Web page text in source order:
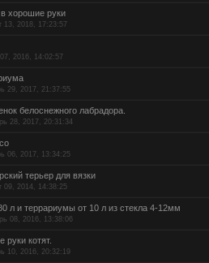
хорошие руки
13, 2018, 17:23:57
2016, 14:02:57
29, 2017, 21:37:55
белоснежного лабрадора.
28, 2017, 20:31:34
06, 2017, 13:34:25
терьер для вязки
09, 2014, 14:38:25
л и террариумы от 10 л из стекла 4-12мм
08, 2016, 13:38:06
котят.
10, 2016, 20:32:19